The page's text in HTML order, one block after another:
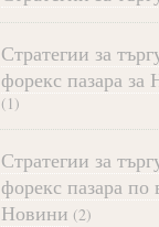
Стратегии за
форекс пазара за
(1)
Стратегии за
форекс пазара по
Новини (2)